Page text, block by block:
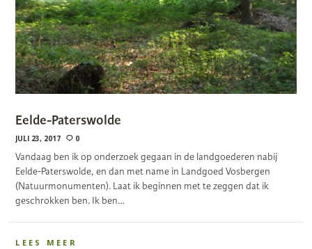
Eelde-Paterswolde
JULI 23, 2017 0
Vandaag ben ik op onderzoek gegaan in de landgoederen nabij
Eelde-Paterswolde, en dan met name in Landgoed Vosbergen
(Natuurmonumenten). Laat ik beginnen met te zeggen dat ik
geschrokken ben. Ik ben…
LEES MEER